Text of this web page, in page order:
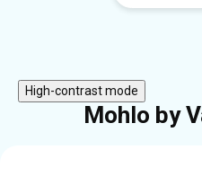
High-contrast mode
Mohlo by